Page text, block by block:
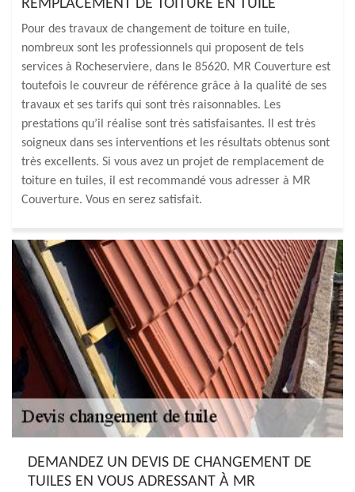
REMPLACEMENT DE TOITURE EN TUILE
Pour des travaux de changement de toiture en tuile,
nombreux sont les professionnels qui proposent de tels
services à Rocheserviere, dans le 85620. MR Couverture est
toutefois le couvreur de référence grâce à la qualité de ses
travaux et ses tarifs qui sont très raisonnables. Les
prestations qu’il réalise sont très satisfaisantes. Il est très
soigneux dans ses interventions et les résultats obtenus sont
très excellents. Si vous avez un projet de remplacement de
toiture en tuiles, il est recommandé vous adresser à MR
Couverture. Vous en serez satisfait.
DEMANDEZ UN DEVIS DE CHANGEMENT DE
TUILES EN VOUS ADRESSANT À MR